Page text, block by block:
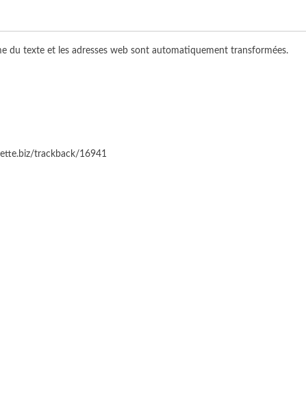
du texte et les adresses web sont automatiquement transformées.
trackback/16941